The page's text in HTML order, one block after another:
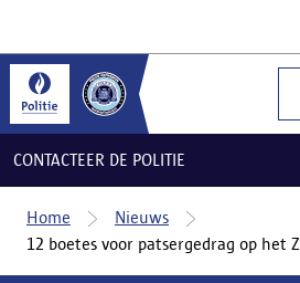
CONTACTEER DE POLITIE
Home
Nieuws
12 boetes voor patsergedrag op het